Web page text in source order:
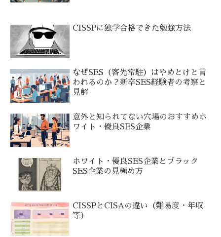
CISSPに独学合格できた勉強方法
なぜSES（客先常駐）はやめとけと言
われるのか？新卒SES経験者の考察と
見解
意外と知られてない穴場のおすすめホ
ワイト・優良SES企業
ホワイト・優良SES企業とブラック
SES企業の見極め方
CISSPとCISAの違い（難易度・年収
等）